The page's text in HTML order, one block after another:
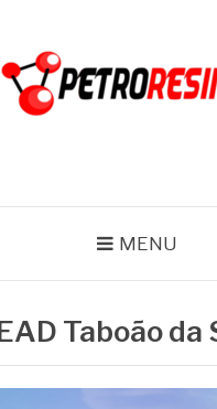
MENU
Taboão da